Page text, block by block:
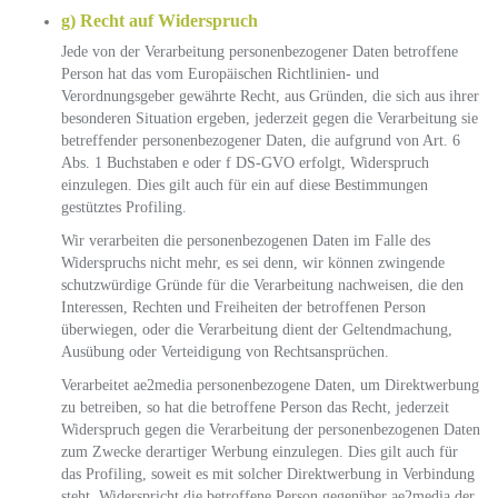
g) Recht auf Widerspruch
Jede von der Verarbeitung personenbezogener Daten betroffene
Person hat das vom Europäischen Richtlinien- und
Verordnungsgeber gewährte Recht, aus Gründen, die sich aus ihrer
besonderen Situation ergeben, jederzeit gegen die Verarbeitung sie
betreffender personenbezogener Daten, die aufgrund von Art. 6
Abs. 1 Buchstaben e oder f DS-GVO erfolgt, Widerspruch
einzulegen. Dies gilt auch für ein auf diese Bestimmungen
gestütztes Profiling.
Wir verarbeiten die personenbezogenen Daten im Falle des
Widerspruchs nicht mehr, es sei denn, wir können zwingende
schutzwürdige Gründe für die Verarbeitung nachweisen, die den
Interessen, Rechten und Freiheiten der betroffenen Person
überwiegen, oder die Verarbeitung dient der Geltendmachung,
Ausübung oder Verteidigung von Rechtsansprüchen.
Verarbeitet ae2media personenbezogene Daten, um Direktwerbung
zu betreiben, so hat die betroffene Person das Recht, jederzeit
Widerspruch gegen die Verarbeitung der personenbezogenen Daten
zum Zwecke derartiger Werbung einzulegen. Dies gilt auch für
das Profiling, soweit es mit solcher Direktwerbung in Verbindung